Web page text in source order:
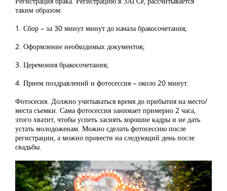
таким образом:
1. Сбор – за 30 минут минут до начала бракосочетания;
2. Оформление необходимых документов;
3. Церемония бракосочетания;
4. Прием поздравлений и фотосессия – около 20 минут.
Фотосесия. Должно учитываться время до прибытия на место/
места съемки. Сама фотосессия занимает примерно 2 часа,
этого хватит, чтобы успеть заснять хорошие кадры и не дать
устать молодоженам. Можно сделать фотосессию после
регистрации, а можно провести на следующий день после
свадьбы.